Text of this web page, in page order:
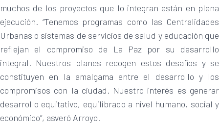
muchos de los proyectos que lo integran están en plena
ejecución. “Tenemos programas como las Centralidades
Urbanas o sistemas de servicios de salud y educación que
reflejan el compromiso de La Paz por su desarrollo
integral. Nuestros planes recogen estos desafíos y se
constituyen en la amalgama entre el desarrollo y los
compromisos con la ciudad. Nuestro interés es generar
desarrollo equitativo, equilibrado a nivel humano, social y
económico”, asveró Arroyo.